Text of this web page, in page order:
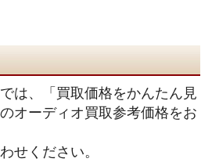
は、「買取価格をかんたん見
オーディオ買取参考価格をお
せください。